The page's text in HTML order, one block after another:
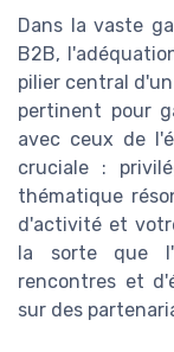
Dans la vaste
B2B,
pilier central
pertinent pour
avec ceux de
cruciale :
thématique
d'activité et
la sorte que
rencontres et
sur des